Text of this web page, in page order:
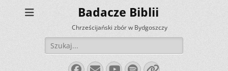
Badacze Biblii
Chrześcijański zbór w Bydgoszczy
Szukaj:
Facebook
E-
YouTube
Spotify
Link